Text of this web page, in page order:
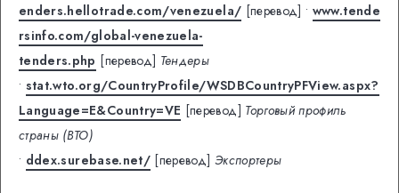
enders.hellotrade.com/venezuela/ [перевод] • www.tende
rsinfo.com/global-venezuela-
tenders.php [перевод] Тендеры
• stat.wto.org/CountryProfile/WSDBCountryPFView.aspx?
Language=E&Country=VE [перевод] Торговый профиль
страны (ВТО)
• ddex.surebase.net/ [перевод] Экспортеры